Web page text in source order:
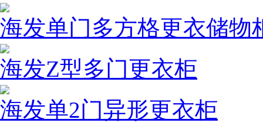
海发单门多方格更衣储物
海发Z型多门更衣柜
海发单2门异形更衣柜